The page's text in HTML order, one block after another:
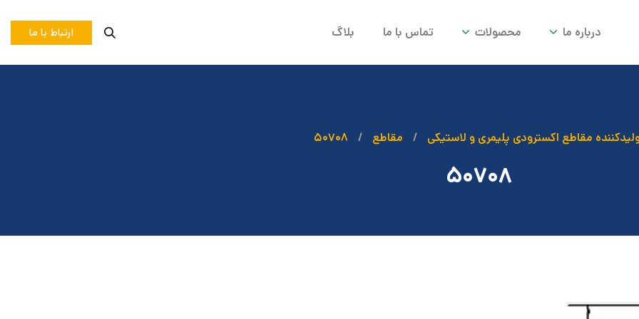
درباره ما محصولات تماس با ما بلاگ ارتباط با ما
مقاطع اکسترودی پلیمری و لاستیکی مقاطع ۵۰۷۰۸
۵۰۷۰۸